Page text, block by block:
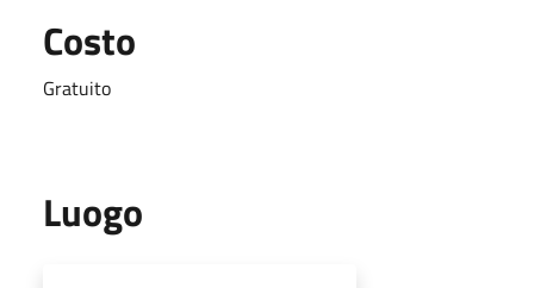
Costo
Gratuito
Luogo